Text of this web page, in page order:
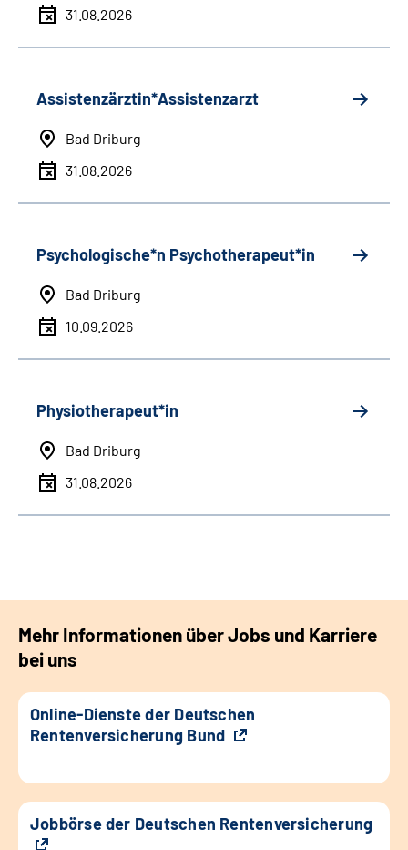
31.08.2026
Assistenzärztin*Assistenzarzt
Bad Driburg
31.08.2026
Psychologische*n Psychotherapeut*in
Bad Driburg
10.09.2026
Physiotherapeut*in
Bad Driburg
31.08.2026
Mehr Informationen über Jobs und Karriere
bei uns
Online-Dienste der Deutschen
Rentenversicherung Bund
Jobbörse der Deutschen Rentenversicherung